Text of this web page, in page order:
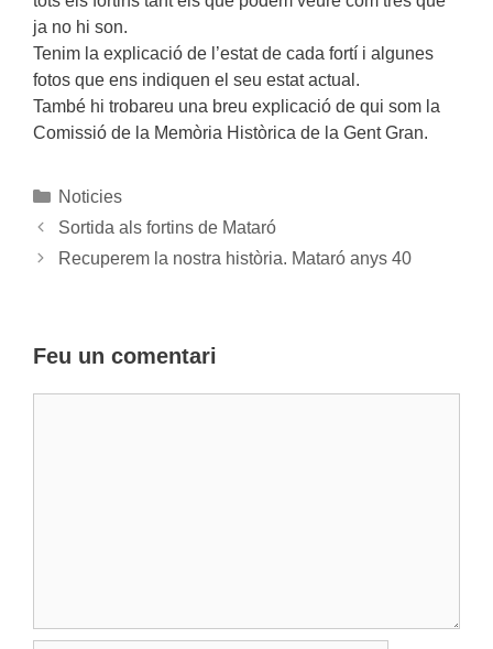
ja no hi son.
Tenim la explicació de l’estat de cada fortí i algunes
fotos que ens indiquen el seu estat actual.
També hi trobareu una breu explicació de qui som la
Comissió de la Memòria Històrica de la Gent Gran.
Categories
Noticies
Sortida als fortins de Mataró
Recuperem la nostra història. Mataró anys 40
Feu un comentari